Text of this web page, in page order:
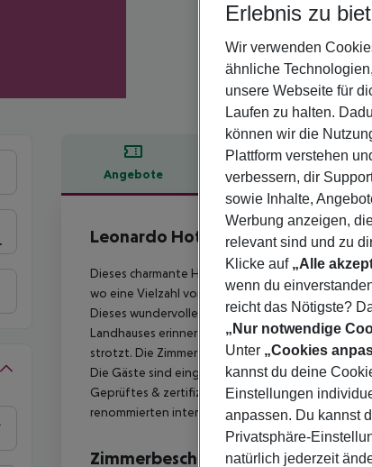
Angebote Hotelbeschreibung
Hotelbeschreibung
Leonardo Hotel Hamburg-Stillhorn
Dieses charmante Hotel genießt eine großartige
wo eine Vielzahl von Attraktionen,
Dieses wundervolle Hotel besticht durch sein
Landhauses erinnert. Das Hotel empfängt seine
strotzt. Die Zimmer sind wunderschön gestaltet
Die Gäste sind eingeladen, die zahlreichen
Geprüftes & zertifiziertes Hygienekonzept Das
renommierten internationalen Unternehmen
Zimmerbeschreibung
Erlebnis zu
Wir verwenden
ähnliche
unsere Webseite für
Laufen zu halten.
können wir die
Plattform verstehen
verbessern, dir
sowie Inhalte,
Werbung anzeigen,
relevant sind und zu
Klicke auf „Alle
wenn du
reicht das Nötigste?
„Nur notwendige
Unter „Cookies
kannst du deine
Einstellungen
anpassen. Du kannst
Privatsphäre-
natürlich jederzeit